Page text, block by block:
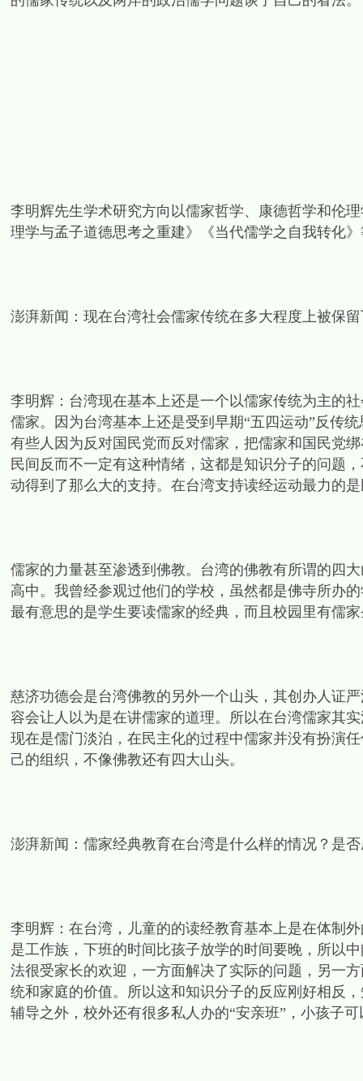
李明辉先生学术研究方向以儒家哲学、康德哲学和伦
理学与孟子道德思考之重建》《当代儒学之自我转化
澎湃新闻：现在台湾社会儒家传统在多大程度上被保
李明辉：台湾现在基本上还是一个以儒家传统为主的
儒家。因为台湾基本上还是受到早期“五四运动”反传
有些人因为反对国民党而反对儒家，把儒家和国民党
民间反而不一定有这种情绪，这都是知识分子的问题
动得到了那么大的支持。在台湾支持读经运动最力的
儒家的力量甚至渗透到佛教。台湾的佛教有所谓的四
高中。我曾经参观过他们的学校，虽然都是佛寺所办
最有意思的是学生要读儒家的经典，而且校园里有儒
慈济功德会是台湾佛教的另外一个山头，其创办人证
容会让人以为是在讲儒家的道理。所以在台湾儒家其
现在是儒门淡泊，在民主化的过程中儒家并没有扮演
己的组织，不像佛教还有四大山头。
澎湃新闻：儒家经典教育在台湾是什么样的情况？是
李明辉：在台湾，儿童的的读经教育基本上是在体制
是工作族，下班的时间比孩子放学的时间要晚，所以
法很受家长的欢迎，一方面解决了实际的问题，另一
统和家庭的价值。所以这和知识分子的反应刚好相反
辅导之外，校外还有很多私人办的“安亲班”，小孩子